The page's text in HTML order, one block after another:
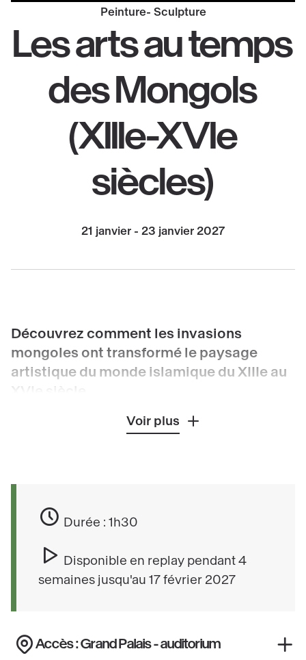
Peinture Sculpture
Les arts au temps
des Mongols
(XIIIe-XVIe
siècles)
21 janvier - 23 janvier 2027
Découvrez comment les invasions
mongoles ont transformé le paysage
artistique du monde islamique du XIIIe au
Les invasions mongoles du 13e siècle, en
la région. De nouveaux foyers artistiques
par exemple, tandis qu’à l’ouest, le Maghreb
mameloukes proposent des formes d’art
originales.
Voir plus
Durée : 1h30
Disponible en replay pendant 4
semaines jusqu'au 17 février 2027
Accès : Grand Palais - auditorium